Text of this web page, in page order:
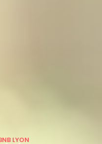
LYON